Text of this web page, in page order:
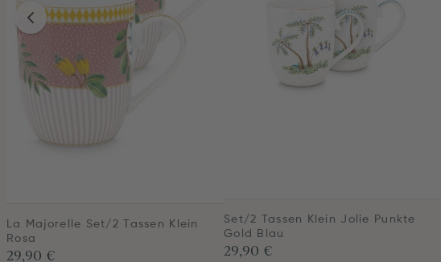
La Majorelle Set/2 Tassen Klein
Rosa
29,90 €
Set/2 Tassen Klein Jolie Punkte
Gold Blau
29,90 €